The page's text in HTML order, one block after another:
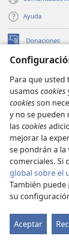
Para que usted
usamos cookies
cookiesson
y no se pueden
las cookies
mejorar la
se pondrán a
comerciales. Si
global sobre el
También
su
Aceptar
Ayuda
Donaciones
(abre
nueva BIBLIOTECA
una
nueva
ventana)
JW Hub
(abre
una
nueva
ventana)
JW Library
Watchtower
Copyright© 2026